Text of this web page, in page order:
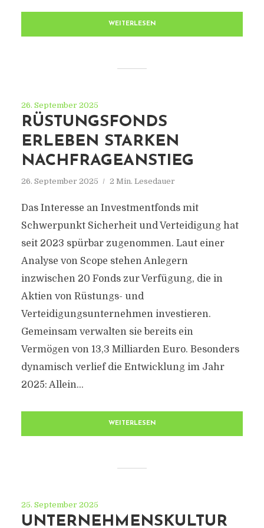
WEITERLESEN
26. September 2025
RÜSTUNGSFONDS
ERLEBEN STARKEN
NACHFRAGEANSTIEG
26. September 2025 2 Min. Lesedauer
Das Interesse an Investmentfonds mit
Schwerpunkt Sicherheit und Verteidigung hat
seit 2023 spürbar zugenommen. Laut einer
Analyse von Scope stehen Anlegern
inzwischen 20 Fonds zur Verfügung, die in
Aktien von Rüstungs- und
Verteidigungsunternehmen investieren.
Gemeinsam verwalten sie bereits ein
Vermögen von 13,3 Milliarden Euro. Besonders
dynamisch verlief die Entwicklung im Jahr
2025: Allein...
WEITERLESEN
25. September 2025
UNTERNEHMENSKULTUR